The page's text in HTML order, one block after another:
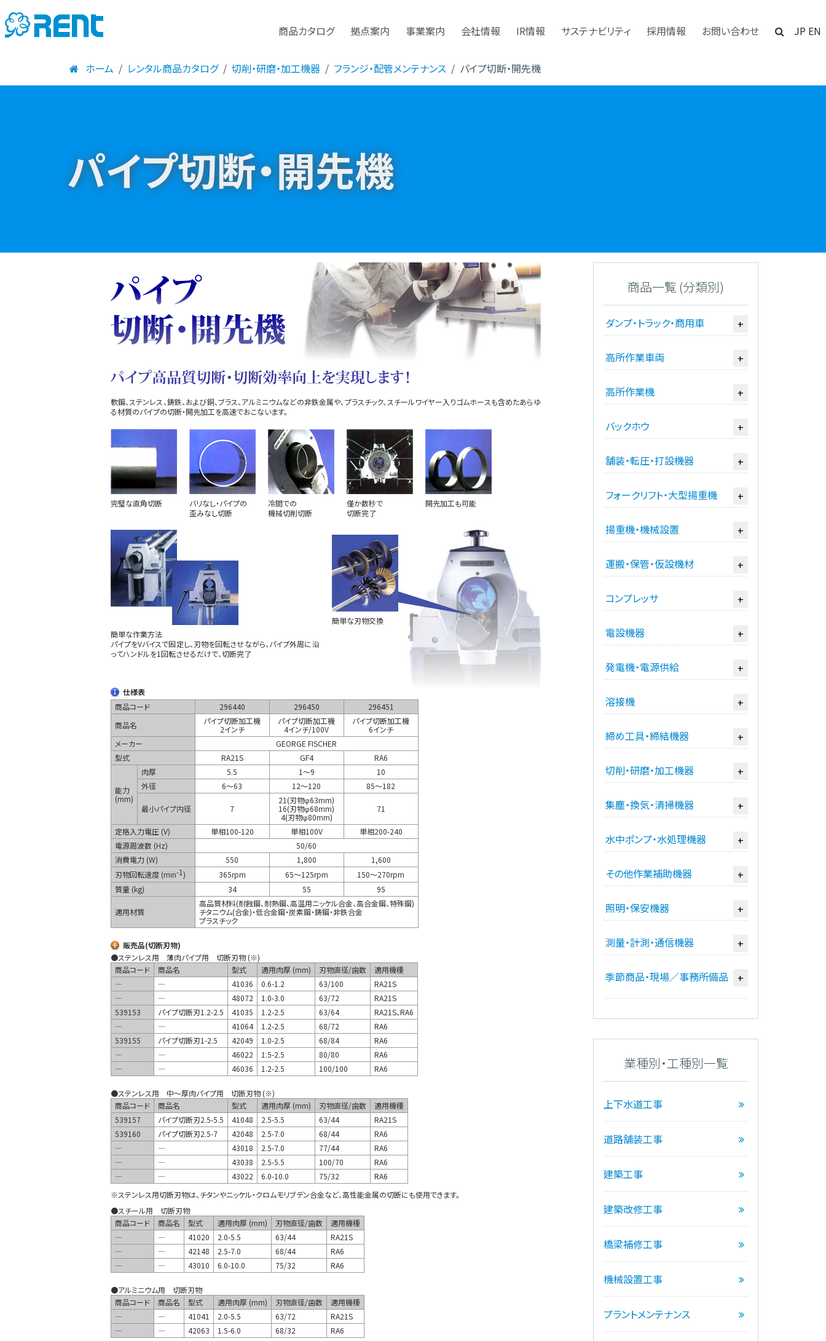
商品カタログ 拠点案内 事業案内 会社情報 IR情報 サステナビリティ 採用情報 お問い合わせ JP EN
ホーム レンタル商品カタログ 切削・研磨・加工機器 フランジ・配管メンテナンス パイプ切断・開先機
パイプ切断・開先機
軟鋼、ステンレス、鋳鉄、および銅、ブラス、アルミニウムなどの非鉄金属や、プラスチック、スチールワイヤー入りゴムホースも含めたあらゆ
る材質のパイプの切断・開先加工を高速でおこないます。
完璧な直角切断
バリなし・パイプの
歪みなし切断
冷間での
機械切削切断
僅か数秒で
切断完了
開先加工も可能
簡単な作業方法
パイプをVバイスで固定し、刃物を回転させながら、パイプ外周に沿
ってハンドルを1回転させるだけで、切断完了
簡単な刃物交換
仕様表
商品コード
296440 296450
296451
商品名
パイプ切断加工機
2インチ
パイプ切断加工機
4インチ/100V
パイプ切断加工機
6インチ
メーカー
GEORGE FISCHER
型式
RA21S GF4 RA6
能力
(mm)
肉厚 5.5 1～9
10
外径
6～63 12～120 85～182
最小パイプ内径 7
21(刃物φ63mm)
16(刃物φ68mm)
4(刃物φ80mm)
71
定格入力電圧 (V) 単相100-120 単相100V
単相200-240
電源周波数 (Hz)
50/60
消費電力 (W)
550 1,800
1,600
刃物回転速度 (min-1) 365rpm 65～125rpm
150～270rpm
質量 (kg)
34 55 95
適用材質
高品質材料(耐蝕鋼、耐熱鋼、高温用ニッケル合金、高合金鋼、特殊鋼)
チタニウム(合金)・低合金鋼・炭素鋼・鋳鋼・非鉄合金
プラスチック
販売品(切断刃物)
●ステンレス用 薄肉パイプ用 切断刃物 (※)
商品コード
商品名 型式 適用肉厚 (mm) 刃物直径/歯数
適用機種
―
― 41036 0.6-1.2 63/100
RA21S
―
― 48072 1.0-3.0 63/72
RA21S
539153
パイプ切断刃1.2-2.5 41035 1.2-2.5 63/64
RA21S、RA6
―
― 41064 1.2-2.5 68/72
RA6
539155
パイプ切断刃1-2.5 42049 1.0-2.5 68/84
RA6
―
― 46022 1.5-2.5 80/80
RA6
―
― 46036 1.2-2.5 100/100 RA6
●ステンレス用 中～厚肉パイプ用 切断刃物 (※)
商品コード
商品名 型式 適用肉厚 (mm) 刃物直径/歯数
適用機種
539157
パイプ切断刃2.5-5.5 41048 2.5-5.5 63/44
RA21S
539160
パイプ切断刃2.5-7 42048 2.5-7.0 68/44
RA6
―
― 43018 2.5-7.0 77/44
RA6
―
― 43038 2.5-5.5 100/70
RA6
―
― 43022 6.0-10.0 75/32
RA6
※ステンレス用切断刃物は、チタンやニッケル・クロムモリブデン合金など、高性能金属の切断にも使用できます。
●スチール用 切断刃物
商品コード
商品名 型式 適用肉厚 (mm) 刃物直径/歯数
適用機種
―
― 41020 2.0-5.5 63/44
RA21S
―
― 42148 2.5-7.0 68/44
RA6
―
― 43010 6.0-10.0 75/32 RA6
●アルミニウム用 切断刃物
商品コード
商品名 型式 適用肉厚 (mm) 刃物直径/歯数
適用機種
―
― 41041 2.0-5.5 63/72
RA21S
―
― 42063 1.5-6.0 68/32 RA6
商品一覧 (分類別)
ダンプ・トラック・商用車 +
高所作業車両 +
高所作業機 +
バックホウ +
舗装・転圧・打設機器 +
フォークリフト・大型揚重機 +
揚重機・機械設置 +
運搬・保管・仮設機材 +
コンプレッサ +
電設機器 +
発電機・電源供給 +
溶接機 +
締め工具・締結機器 +
切削・研磨・加工機器 +
集塵・換気・清掃機器 +
水中ポンプ・水処理機器 +
その他作業補助機器 +
照明・保安機器 +
測量・計測・通信機器 +
季節商品・現場／事務所備品 +
業種別・工種別一覧
上下水道工事
道路舗装工事
建築工事
建築改修工事
橋梁補修工事
機械設置工事
プラントメンテナンス